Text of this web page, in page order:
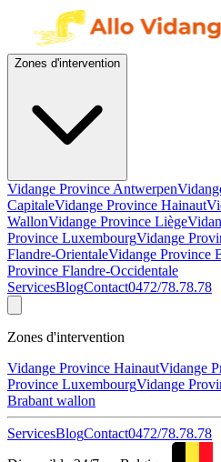
Zones d'intervention
Vidange Province Antwerpen
CapitaleVidange Province Hainaut
WallonVidange Province Liège
Province LuxembourgVidange
Flandre-OrientaleVidange Province
Province Flandre-Occidentale
ServicesBlogContact0472/78.78.78
Zones d'intervention
Vidange Province HainautVidange
Province LuxembourgVidange
Brabant wallon
ServicesBlogContact0472/78.78.78